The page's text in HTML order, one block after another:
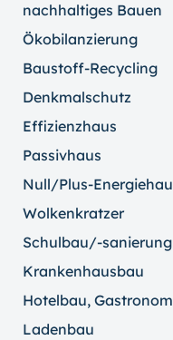
nachhaltiges Bauen
Ökobilanzierung
Baustoff-Recycling
Denkmalschutz
Effizienzhaus
Passivhaus
Null/Plus-
Wolkenkratzer
Schulbau/-sanierung
Krankenhausbau
Hotelbau,
Ladenbau